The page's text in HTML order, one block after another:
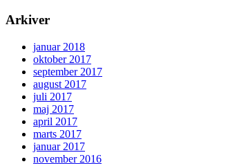
Arkiver
januar 2018
oktober 2017
september 2017
august 2017
juli 2017
maj 2017
april 2017
marts 2017
januar 2017
november 2016